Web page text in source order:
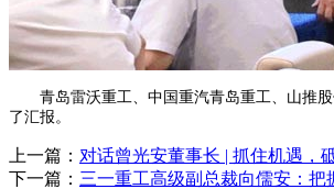
青岛雷沃重工、中国重汽青岛重工、山推股
了汇报。
上一篇： 对话曾光安董事长 | 抓住机遇，
下一篇： 三一重工高级副总裁向儒安：把